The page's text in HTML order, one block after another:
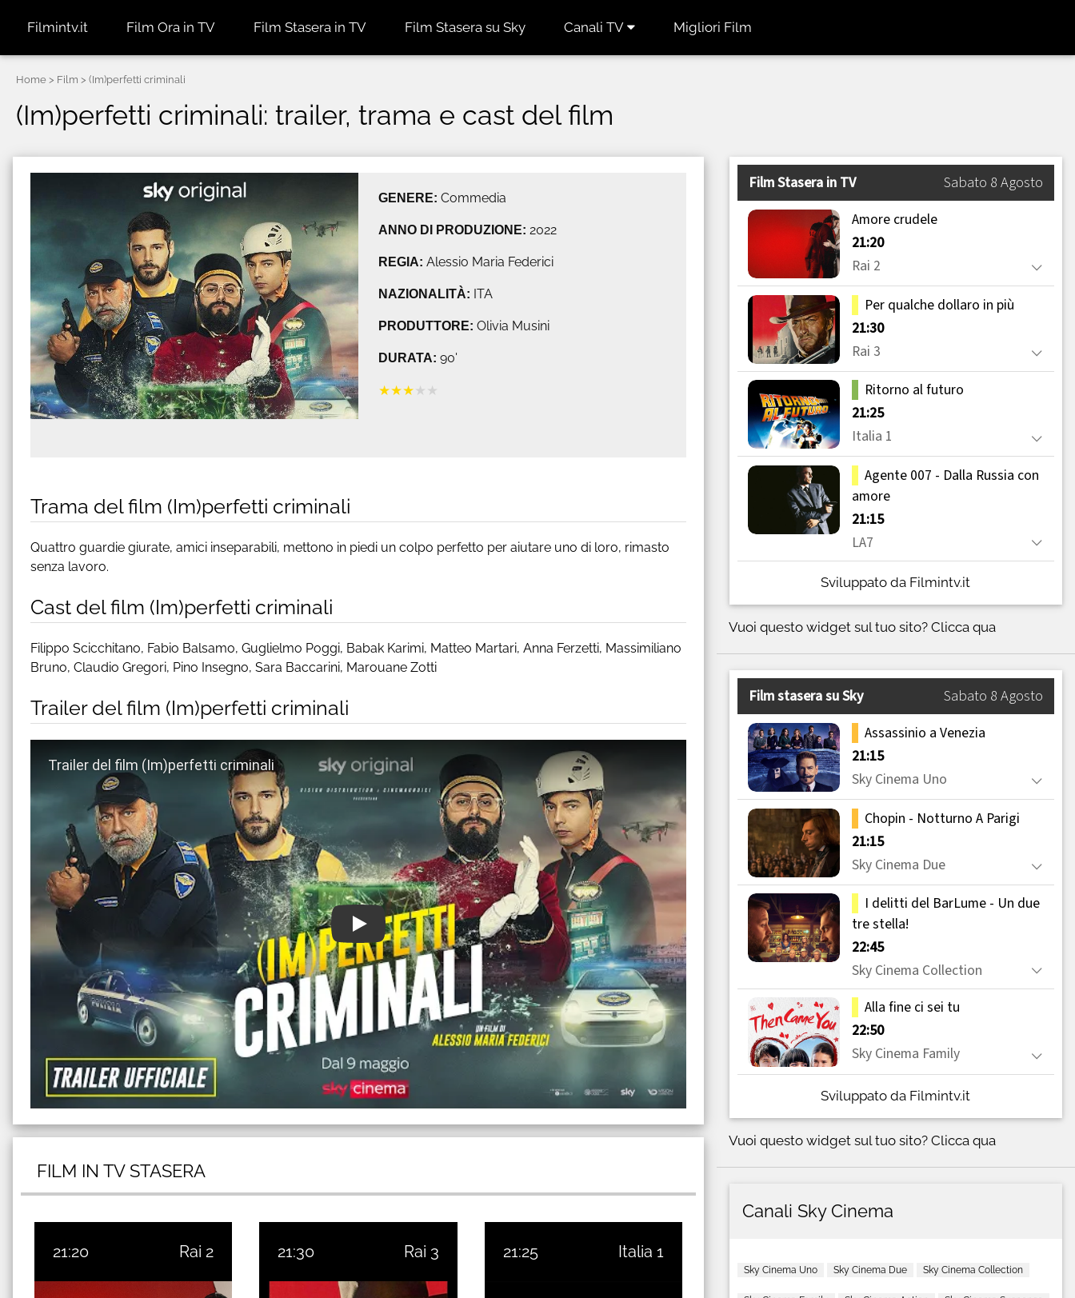
Filmintv.it Film Ora in TV Film Stasera in TV Film Stasera su Sky Canali TV Migliori Film
Home > Film > (Im)perfetti criminali
(Im)perfetti criminali: trailer, trama e cast del film
GENERE:Commedia
ANNO DI PRODUZIONE: 2022
REGIA:Alessio Maria Federici
NAZIONALITÀ: ITA
PRODUTTORE:Olivia Musini
DURATA:90'
★★★ ★ ★
Trama del film (Im)perfetti criminali
Quattro guardie giurate, amici inseparabili, mettono in piedi un colpo perfetto per aiutare uno di loro, rimasto
senza lavoro.
Cast del film (Im)perfetti criminali
Filippo Scicchitano, Fabio Balsamo, Guglielmo Poggi, Babak Karimi, Matteo Martari, Anna Ferzetti, Massimiliano
Bruno, Claudio Gregori, Pino Insegno, Sara Baccarini, Marouane Zotti
Trailer del film (Im)perfetti criminali
Guarda trailer del film (Im)perfetti criminali
FILM IN TV STASERA
21:20 Rai 2 21:30 Rai 3 21:25 Italia 1
Sviluppato da Filmintv.it
Vuoi questo widget sul tuo sito? Clicca qua
Sviluppato da Filmintv.it
Vuoi questo widget sul tuo sito? Clicca qua
Canali Sky Cinema
Sky Cinema Uno Sky Cinema Due Sky Cinema Collection